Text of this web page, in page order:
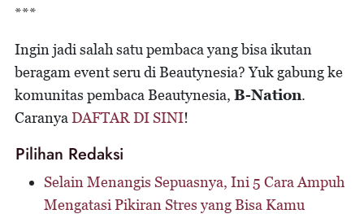
***
Ingin jadi salah satu pembaca yang bisa ikutan
beragam event seru di Beautynesia? Yuk gabung ke
komunitas pembaca Beautynesia, B-Nation.
Caranya DAFTAR DI SINI!
Pilihan Redaksi
Selain Menangis Sepuasnya, Ini 5 Cara Ampuh
Mengatasi Pikiran Stres yang Bisa Kamu